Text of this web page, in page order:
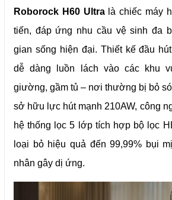
293 x 250 x
Roborock H60 Ultralà chiếc máy
tiến, đáp ứng nhu cầu vệ sinh đa
gian sống hiện đại. Thiết kế đầu
dễ dàng luồn lách vào các khu
giường, gầm tủ – nơi thường bị bỏ
sở hữu lực hút mạnh 210AW, công
hệ thống lọc 5 lớp tích hợp bộ lọc
loại bỏ hiệu quả đến 99,99% bụi
nhân gây dị ứng.